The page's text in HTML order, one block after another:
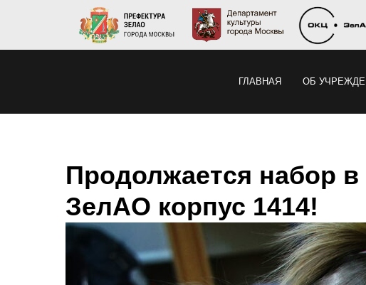
ГЛАВНАЯ ОБ
Продолжается набор
ЗелАО корпус 1414!